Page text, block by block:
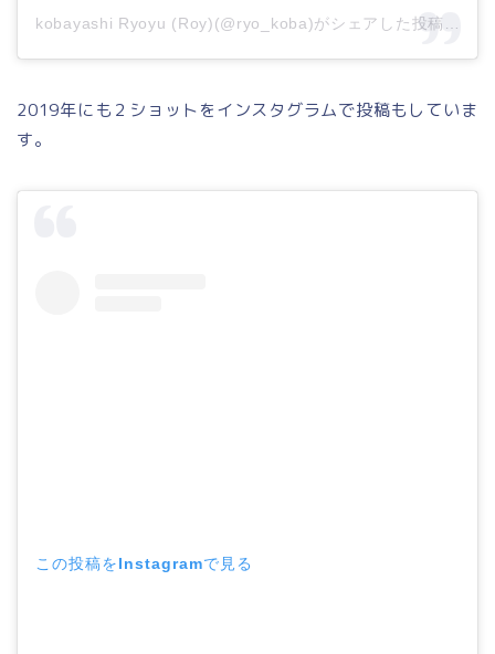
2019年にも２ショットをインスタグラムで投稿もしていま
す。
この投稿をInstagramで見る